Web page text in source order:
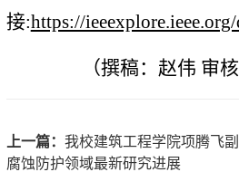
接:https://
（撰稿：赵伟 审
上一篇： 我校建筑工程学院项腾飞
腐蚀防护领域最新研究进展